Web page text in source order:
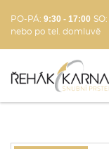
PO-PÁ: 9:30 - 17:00 SO:
nebo po tel. domluvě